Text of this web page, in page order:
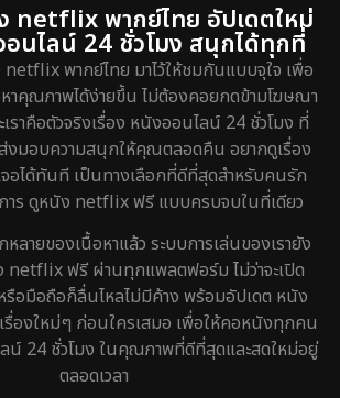
netflix พากย์ไทย อัปเดตใหม่
นไลน์ 24 ชั่วโมง สนุกได้ทุกที่
พากย์ไทย มาไว้ให้ชมกันแบบจุใจ เพื่อ
าคุณภาพได้ง่ายขึ้น ไม่ต้องคอยกดข้ามโฆษณา
เราคือตัวจริงเรื่อง หนังออนไลน์ 24 ชั่วโมง ที่
มอบความสนุกให้คุณตลอดคืน อยากดูเรื่อง
อได้ทันที เป็นทางเลือกที่ดีที่สุดสำหรับคนรัก
าร ดูหนัง netflix ฟรี แบบครบจบในที่เดียว
ลายของเนื้อหาแล้ว ระบบการเล่นของเรายัง
netflix ฟรี ผ่านทุกแพลตฟอร์ม ไม่ว่าจะเปิด
อมือถือก็ลื่นไหลไม่มีค้าง พร้อมอัปเดต หนัง
องใหม่ๆ ก่อนใครเสมอ เพื่อให้คอหนังทุกคน
น์ 24 ชั่วโมง ในคุณภาพที่ดีที่สุดและสดใหม่อยู่
ตลอดเวลา